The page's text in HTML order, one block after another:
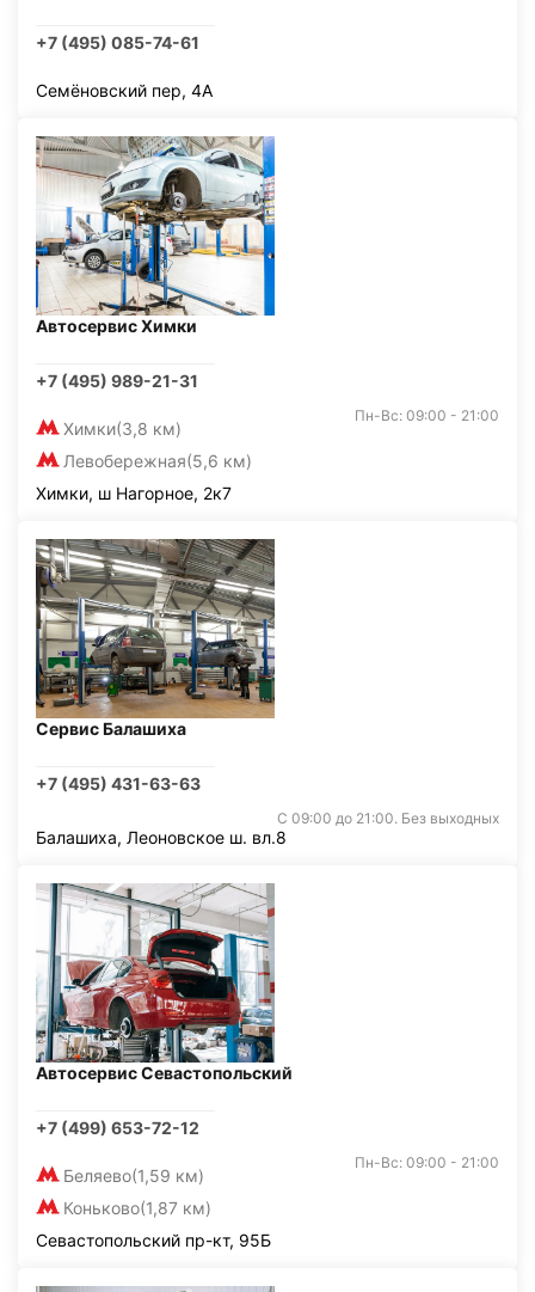
+7 (495) 085-74-61
Семёновский пер, 4А
Автосервис Химки
+7 (495) 989-21-31
Химки(3,8 км)
Левобережная(5,6 км)
Пн-Вс: 09:00 - 21:00
Химки, ш Нагорное, 2к7
Сервис Балашиха
+7 (495) 431-63-63
С 09:00 до 21:00. Без выходных
Балашиха, Леоновское ш. вл.8
Автосервис Севастопольский
+7 (499) 653-72-12
Беляево(1,59 км)
Коньково(1,87 км)
Пн-Вс: 09:00 - 21:00
Севастопольский пр-кт, 95Б